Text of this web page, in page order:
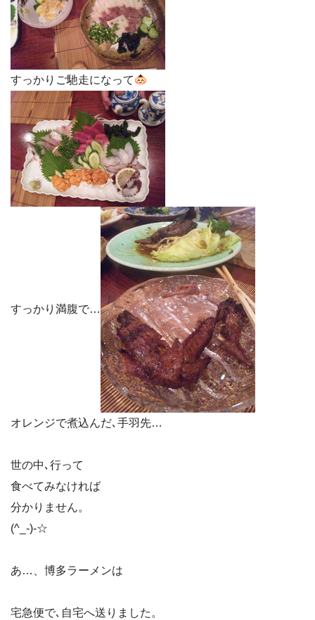
すっかりご馳走になって
すっかり満腹で…
オレンジで煮込んだ､手羽先…
世の中､行って
食べてみなければ
分かりません。
(^_-)-☆
あ…、博多ラーメンは
宅急便で､自宅へ送りました。